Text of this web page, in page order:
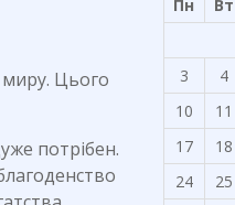
миру. Цього
потрібен.
Пн
Вт
3
4
10
11
17
18
24
25